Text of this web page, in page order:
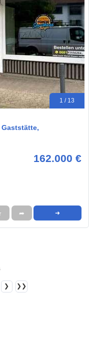
1 / 13
162.000 €
➦ ➜
❯ ❯❯